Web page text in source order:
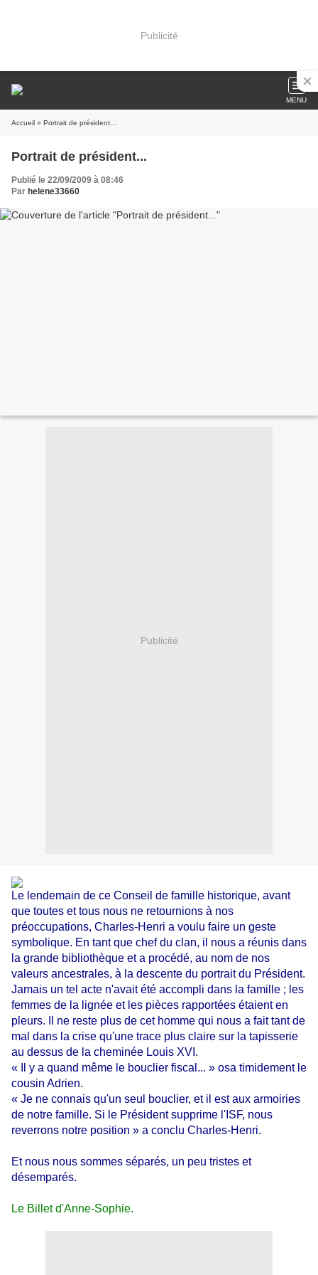
Publicité
MENU
Accueil » Portrait de président...
Portrait de président...
Publié le 22/09/2009 à 08:46
Par helene33660
Publicité
Le lendemain de ce Conseil de famille historique, avant
que toutes et tous nous ne retournions à nos
préoccupations, Charles-Henri a voulu faire un geste
symbolique. En tant que chef du clan, il nous a réunis dans
la grande bibliothèque et a procédé, au nom de nos
valeurs ancestrales, à la descente du portrait du Président.
Jamais un tel acte n'avait été accompli dans la famille ; les
femmes de la lignée et les pièces rapportées étaient en
pleurs. Il ne reste plus de cet homme qui nous a fait tant de
mal dans la crise qu'une trace plus claire sur la tapisserie
au dessus de la cheminée Louis XVI.
« Il y a quand même le bouclier fiscal... » osa timidement le
cousin Adrien.
« Je ne connais qu'un seul bouclier, et il est aux armoiries
de notre famille. Si le Président supprime l'ISF, nous
reverrons notre position » a conclu Charles-Henri.
Et nous nous sommes séparés, un peu tristes et
désemparés.
Le Billet d'Anne-Sophie.